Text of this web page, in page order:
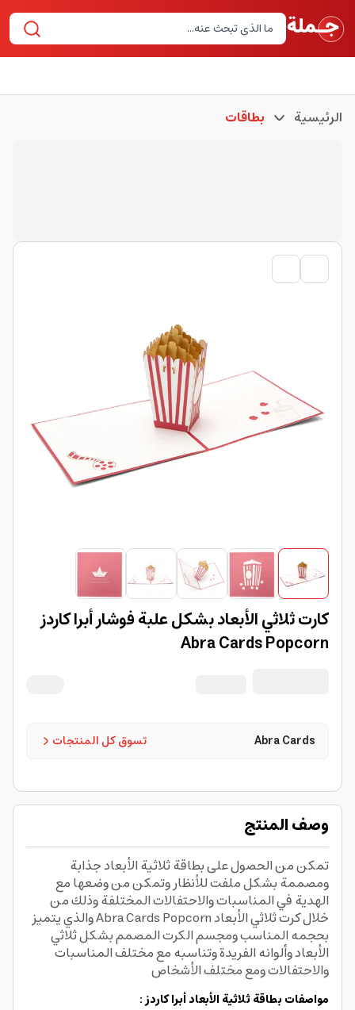
الرئيسية بطاقات
كارت ثلاثي الأبعاد بشكل علبة فوشار أبرا كاردز
Abra Cards Popcorn
تسوق كل المنتجات Abra Cards
وصف المنتج
تمكن من الحصول على بطاقة ثلاثية الأبعاد جذابة
ومصممة بشكل ملفت للأنظار وتمكن من وضعها مع
الهدية في المناسبات والاحتفالات المختلفة وذلك من
خلال كرت ثلاثي الأبعاد Abra Cards Popcorn والذي يتميز
بحجمه المناسب ومجسم الكرت المصمم بشكل ثلاثي
الأبعاد وألوانه الفريدة وتناسبه مع مختلف المناسبات
والاحتفالات ومع مختلف الأشخاص
مواصفات بطاقة ثلاثية الأبعاد أبرا كاردز :